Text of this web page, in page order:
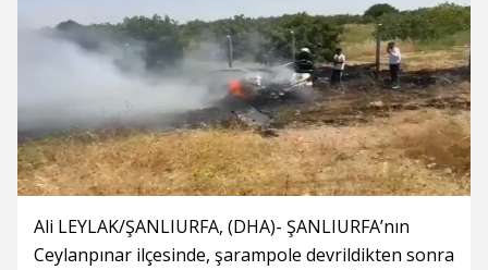
Ali LEYLAK/ŞANLIURFA, (DHA)- ŞANLIURFA’nın
Ceylanpınar ilçesinde, şarampole devrildikten sonra